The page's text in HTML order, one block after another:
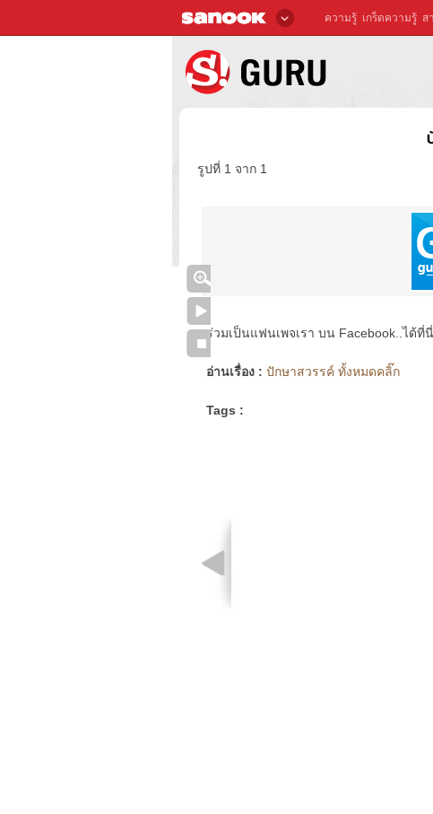
ความรู้ เกร็ดความรู้ ส
รูปที่ 1 จาก 1
ร่วมเป็นแฟนเพจเรา บน Facebook..ได้ที่
อ่านเรื่อง : ปักษาสวรรค์ ทั้งหมดคลิ๊ก
Tags :